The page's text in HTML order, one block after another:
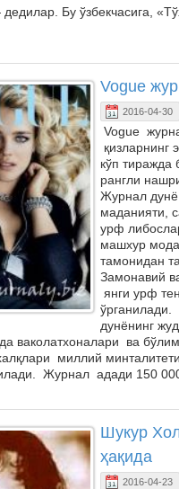
Бу ўзбекчасига,
Vogue
2016-04-30
Vogue
қизларнинг
кўп тиражда
рангли
Журнал дунё
маданияти,
урф
машхур
тамонидан
Замонавий
янги урф
ўрганилади.
дунёнинг
ваколатхоналари ва
миллий
Журнал адади 150
Шукур
ҳақида
2016-04-23